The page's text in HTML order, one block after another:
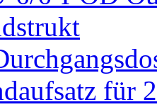
für